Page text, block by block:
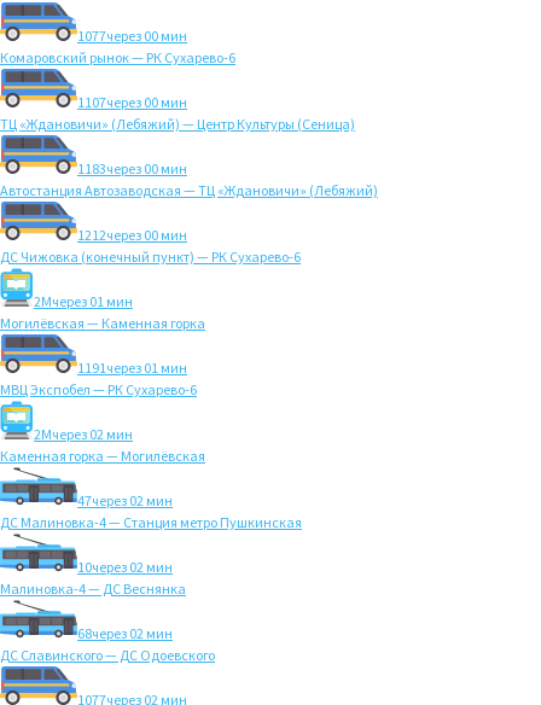
1077через 00 мин
Комаровский рынок — РК Сухарево-6
1107через 00 мин
ТЦ «Ждановичи» (Лебяжий) — Центр Культуры (Сеница)
1183через 00 мин
Автостанция Автозаводская — ТЦ «Ждановичи» (Лебяжий)
1212через 00 мин
ДС Чижовка (конечный пункт) — РК Сухарево-6
2Mчерез 01 мин
Могилёвская — Каменная горка
1191через 01 мин
МВЦ Экспобел — РК Сухарево-6
2Mчерез 02 мин
Каменная горка — Могилёвская
47через 02 мин
ДС Малиновка-4 — Станция метро Пушкинская
10через 02 мин
Малиновка-4 — ДС Веснянка
68через 02 мин
ДС Славинского — ДС Одоевского
1077через 02 мин